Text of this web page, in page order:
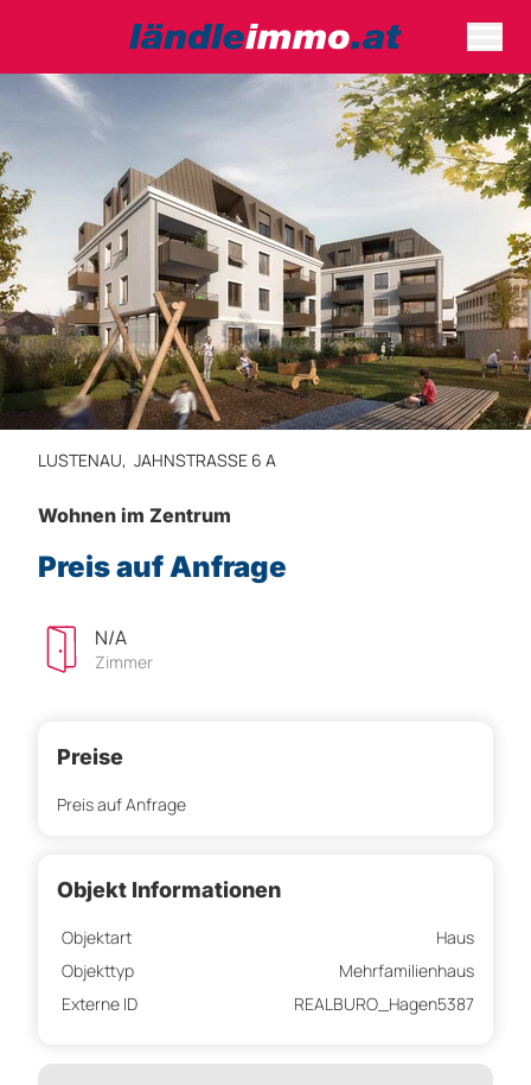
LUSTENAU, JAHNSTRASSE 6 A
Wohnen im Zentrum
Preis auf Anfrage
N/A
Zimmer
Preise
Preis auf Anfrage
Objekt Informationen
Objektart
Haus
Objekttyp
Mehrfamilienhaus
Externe ID
REALBURO_Hagen5387